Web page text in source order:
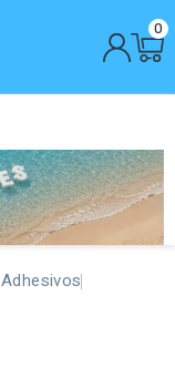
0
Adhesivos